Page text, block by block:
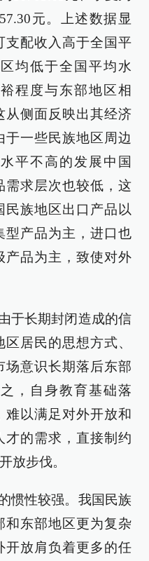
元。上述数据显
支配收入高于全国平
均低于全国平均水
程度与东部地区相
从侧面反映出其经济
于一些民族地区周边
平不高的发展中国
需求层次也较低，这
民族地区出口产品以
型产品为主，进口也
产品为主，致使对外
于长期封闭造成的信
居民的思想方式、
场意识长期落后东部
，自身教育基础落
难以满足对外开放和
才的需求，直接制约
放步伐。
惯性较强。我国民族
和东部地区更为复杂
开放肩负着更多的任